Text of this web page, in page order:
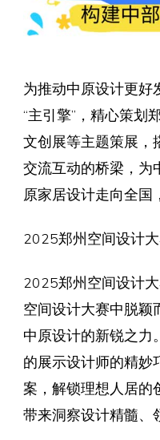
为推动中原设计更好
“主引擎”，精心策划
文创展等主题策展，
交流互动的桥梁，为
原家居设计走向全国
2025郑州空间设计
2025郑州空间设计
空间设计大赛中脱颖
中原设计的新锐之力
的展示设计师的精妙
案，解锁理想人居的
带来洞察设计精髓、